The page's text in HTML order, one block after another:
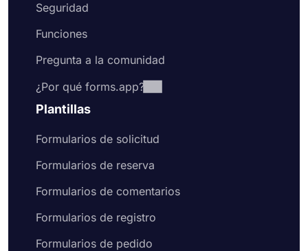
Seguridad
Funciones
Pregunta a la comunidad
¿Por qué forms.app?
Plantillas
Formularios de solicitud
Formularios de reserva
Formularios de comentarios
Formularios de registro
Formularios de pedido